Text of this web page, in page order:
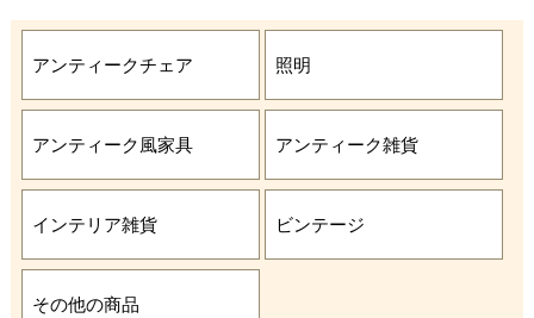
アンティークチェア 照明
アンティーク風家具 アンティーク雑貨
インテリア雑貨 ビンテージ
その他の商品